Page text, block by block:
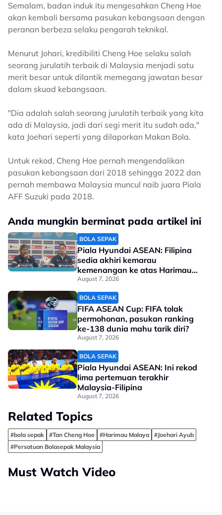
Semalam, badan induk itu mengesahkan Cheng Hoe
akan kembali bersama pasukan kebangsaan dengan
peranan berbeza selaku pengarah teknikal.
Menurut Johari, kredibiliti Cheng Hoe selaku salah
seorang jurulatih terbaik di Malaysia menjadi satu
merit besar untuk dilantik memegang jawatan besar
dalam skuad kebangsaan.
"Dia adalah salah seorang jurulatih terbaik yang kita
ada di Malaysia, jadi dari segi merit itu sudah ada,"
kata Joehari seperti yang dilaporkan Makan Bola.
Untuk rekod, Cheng Hoe pernah mengendalikan
pasukan kebangsaan dari 2018 sehingga 2022 dan
pernah membawa Malaysia muncul naib juara Piala
AFF Suzuki pada 2018.
Anda mungkin berminat pada artikel ini
BOLA SEPAK
Piala Hyundai ASEAN: Filipina
sedia akhiri kemarau
kemenangan ke atas Harimau
Malaya
August 7, 2026
BOLA SEPAK
FIFA ASEAN Cup: FIFA tolak
permohonan, pasukan ranking
ke-138 dunia mahu tarik diri?
August 7, 2026
BOLA SEPAK
Piala Hyundai ASEAN: Ini rekod
lima pertemuan terakhir
Malaysia-Filipina
August 7, 2026
Related Topics
#bola sepak #Tan Cheng Hoe #Harimau Malaya
#Joehari Ayub
#Persatuan Bolasepak Malaysia
Must Watch Video